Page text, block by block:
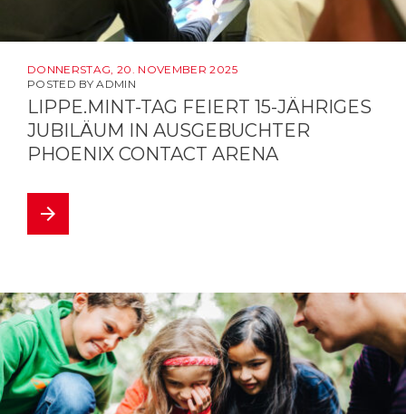
DONNERSTAG, 20. NOVEMBER 2025
POSTED BYADMIN
LIPPE.MINT-TAG FEIERT 15-JÄHRIGES
JUBILÄUM IN AUSGEBUCHTER
PHOENIX CONTACT ARENA
arrow_forward